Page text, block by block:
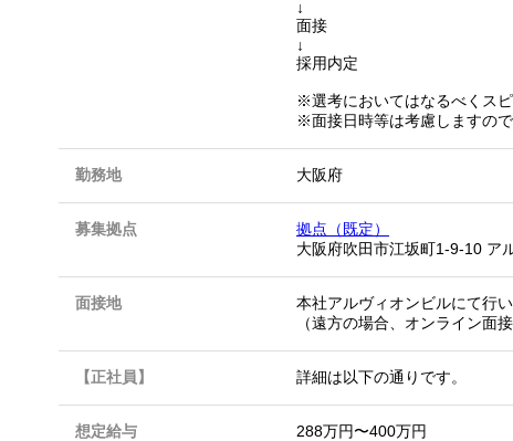
↓
面接
↓
採用内定
※選考においてはなるべくスピ
※面接日時等は考慮しますので
勤務地 大阪府
募集拠点
拠点（既定）
大阪府吹田市江坂町1-9-10 ア
面接地
本社アルヴィオンビルにて行い
（遠方の場合、オンライン面
【正社員】 詳細は以下の通りです。
想定給与
288万円〜400万円